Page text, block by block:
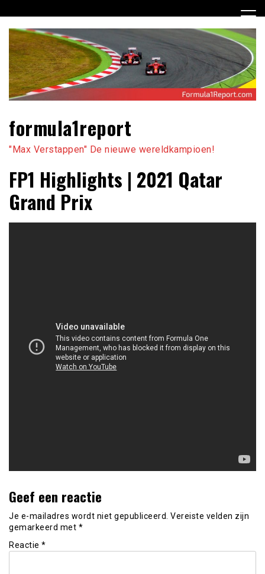
naar
inhoud
formula1report
"Max Verstappen" De nieuwe wereldkampioen!
FP1 Highlights | 2021 Qatar
Grand Prix
Geef een reactie
Je e-mailadres wordt niet gepubliceerd. Vereiste velden zijn
gemarkeerd met *
Reactie *